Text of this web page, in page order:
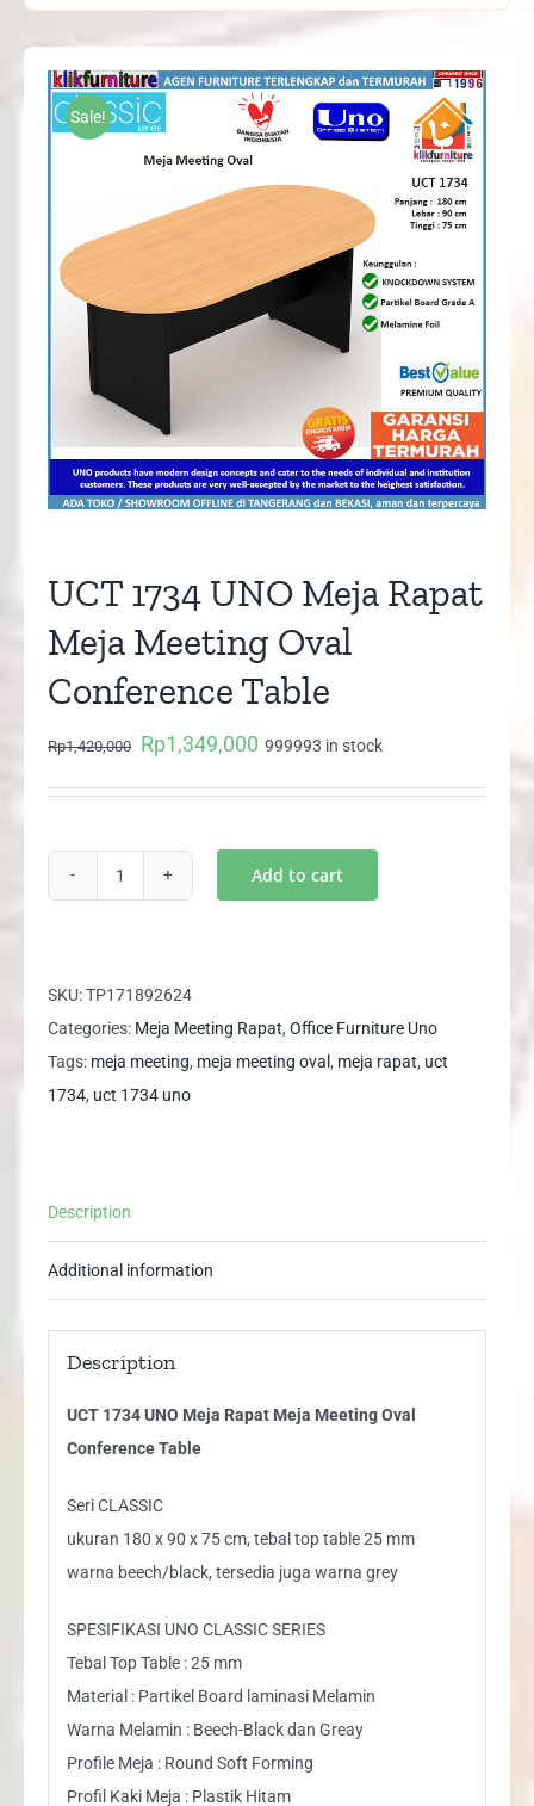
Sale!
UCT 1734 UNO Meja Rapat
Meja Meeting Oval
Conference Table
Rp1,420,000
Original
Rp1,349,000 Current
999993 in stock
Meja
Rapat
Meja
Meeting
quantity
Add to cart
SKU:TP171892624
Categories: Meja Meeting Rapat, Office Furniture Uno
Tags: meja meeting, meja meeting oval , meja rapat, uct
1734, uct 1734 uno
Description
Additional information
Description
UCT 1734 UNO Meja Rapat Meja Meeting Oval
Conference Table
Seri CLASSIC
ukuran 180 x 90 x 75 cm, tebal top table 25 mm
warna beech/black, tersedia juga warna grey
SPESIFIKASI UNO CLASSIC SERIES
Tebal Top Table : 25 mm
Material : Partikel Board laminasi Melamin
Warna Melamin : Beech-Black dan Greay
Profile Meja : Round Soft Forming
Profil Kaki Meja : Plastik Hitam